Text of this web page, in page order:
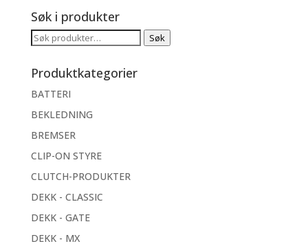
Søk i produkter
Søk
Søk
Produktkategorier
BATTERI
BEKLEDNING
BREMSER
CLIP-ON STYRE
CLUTCH-PRODUKTER
DEKK - CLASSIC
DEKK - GATE
DEKK - MX